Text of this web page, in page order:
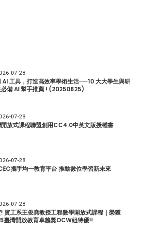
07-28
AI 工具，打造高效率學術生活──10 大大學生與研
必備 AI 幫手推薦 ! (20250825)
07-28
開放式課程聯盟創用CC4.0中英文版授權書
07-28
攜手均一教育平台 推動數位學習新未來
07-28
資工系王俊堯教授工程數學開放式課程｜榮獲
臺灣開放教育卓越獎OCW組特優!!